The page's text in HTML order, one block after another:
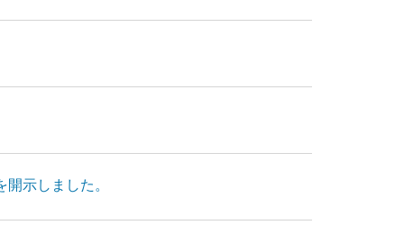
示しました。